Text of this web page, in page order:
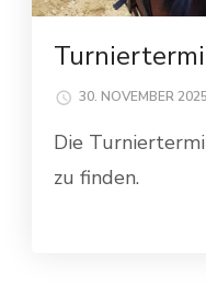
30. NOVEMBER 2025
Die
zu finden.